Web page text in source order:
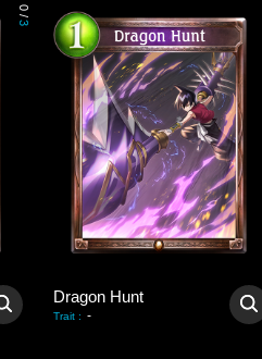
0
/
3
Dragon Hunt
Trait : -